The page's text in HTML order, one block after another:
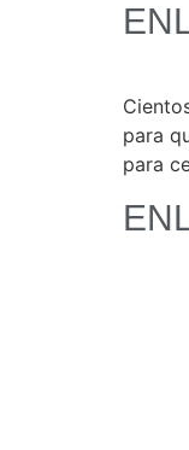
para
para